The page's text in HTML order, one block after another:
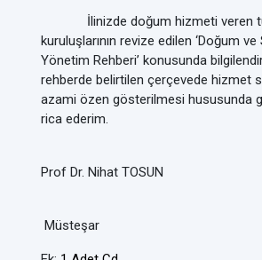
İlinizde doğum hizmeti veren
kuruluşlarının revize edilen ‘Doğum
Yönetim Rehberi’ konusunda
rehberde belirtilen çerçevede hizmet
azami özen gösterilmesi hususunda
rica ederim.
Prof Dr. Nihat TOSUN
Müsteşar